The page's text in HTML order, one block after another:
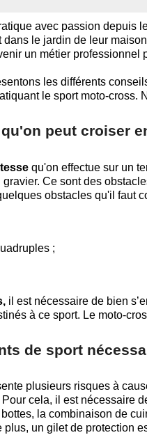
avec passion depuis
dans le jardin de leur
un métier
les différents
le sport moto-cross.
peut croiser
qu'on effectue sur un
Ce sont des
obstacles qu'il faut
;
il est nécessaire de bien
à ce sport. Le moto-
de sport
plusieurs risques à
cela, il est nécessaire
la combinaison de
un gilet de protection